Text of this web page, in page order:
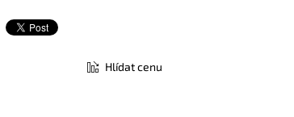
Hlídat cenu